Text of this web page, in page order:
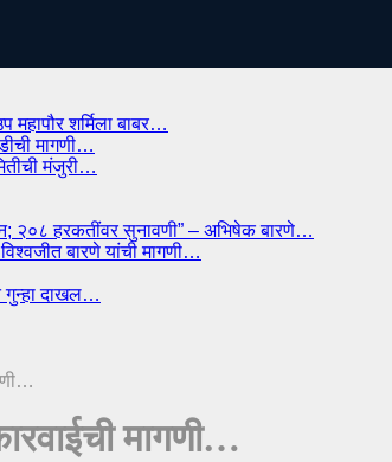
महापौर शर्मिला बाबर…
मागणी…
मंजुरी…
२०८ हरकतींवर सुनावणी” – अभिषेक बारणे…
बारणे यांची मागणी…
गुन्हा दाखल…
मागणी…